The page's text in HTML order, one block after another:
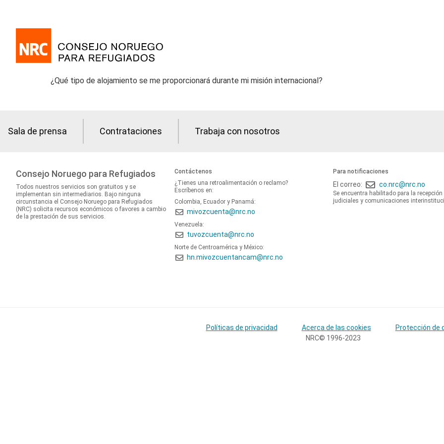
¿Qué tipo de alojamiento se me proporcionará durante mi misión internacional?
Sala de prensa Contrataciones Trabaja con nosotros
Consejo Noruego para Refugiados
Todos nuestros servicios son gratuitos y se
implementan sin intermediarios. Bajo ninguna
circunstancia el Consejo Noruego para Refugiados
(NRC) solicita recursos económicos o favores a cambio
de la prestación de sus servicios.
Contáctenos
¿Tienes una retroalimentación o reclamo?
Escríbenos en:
Colombia, Ecuador y Panamá:
mivozcuenta@nrc.no
Venezuela:
tuvozcuenta@nrc.no
Norte de Centroamérica y México:
hn.mivozcuentancam@nrc.no
Para notificaciones
El correo: co.nrc@nrc.no
Se encuentra habilitado para la
judiciales y comunicaciones
Políticas de privacidad Acerca de las cookies
Protección de
NRC© 1996-2023